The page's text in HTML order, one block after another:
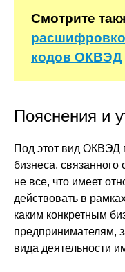
Смотрите
кодов ОКВЭД
Пояснения и
Под этот вид ОКВЭД
бизнеса,
не все, что имеет
действовать в
каким конкретным
предпринимателям,
вида деятельности